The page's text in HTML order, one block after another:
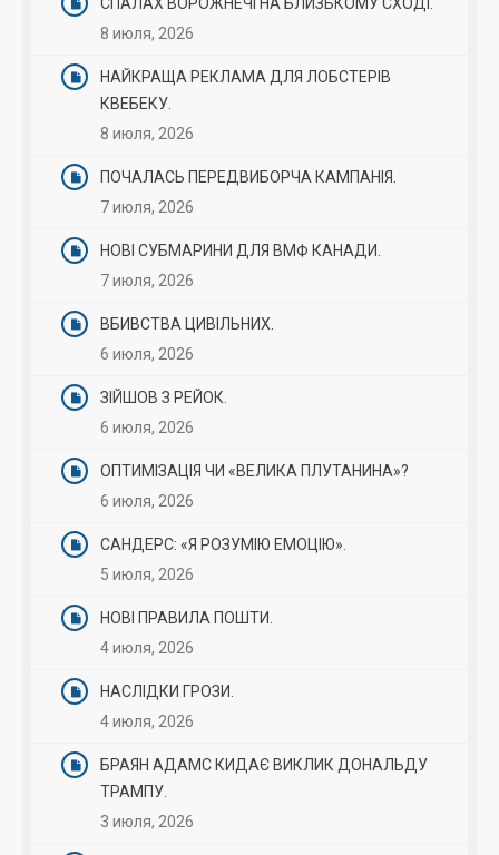
СПАЛАХ ВОРОЖНЕЧІ НА БЛИЗЬКОМУ СХОДІ.
8 июля, 2026
НАЙКРАЩА РЕКЛАМА ДЛЯ ЛОБСТЕРІВ
КВЕБЕКУ.
8 июля, 2026
ПОЧАЛАСЬ ПЕРЕДВИБОРЧА КАМПАНІЯ.
7 июля, 2026
НОВІ СУБМАРИНИ ДЛЯ ВМФ КАНАДИ.
7 июля, 2026
ВБИВСТВА ЦИВІЛЬНИХ.
6 июля, 2026
ЗІЙШОВ З РЕЙОК.
6 июля, 2026
ОПТИМІЗАЦІЯ ЧИ «ВЕЛИКА ПЛУТАНИНА»?
6 июля, 2026
САНДЕРС: «Я РОЗУМІЮ ЕМОЦІЮ».
5 июля, 2026
НОВІ ПРАВИЛА ПОШТИ.
4 июля, 2026
НАСЛІДКИ ГРОЗИ.
4 июля, 2026
БРАЯН АДАМС КИДАЄ ВИКЛИК ДОНАЛЬДУ
ТРАМПУ.
3 июля, 2026